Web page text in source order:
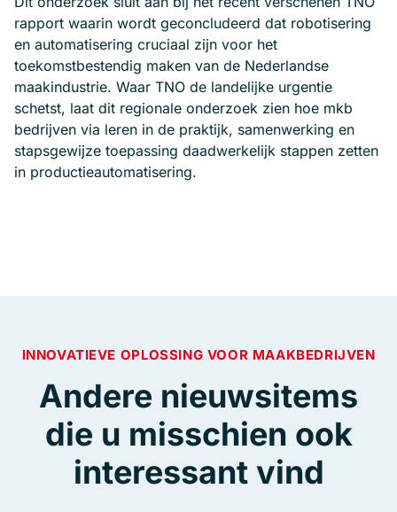
rapport waarin wordt geconcludeerd dat robotisering
en automatisering cruciaal zijn voor het
toekomstbestendig maken van de Nederlandse
maakindustrie. Waar TNO de landelijke urgentie
schetst, laat dit regionale onderzoek zien hoe mkb
bedrijven via leren in de praktijk, samenwerking en
stapsgewijze toepassing daadwerkelijk stappen zetten
in productieautomatisering.
INNOVATIEVE OPLOSSING VOOR MAAKBEDRIJVEN
Andere nieuwsitems
die u misschien ook
interessant vind